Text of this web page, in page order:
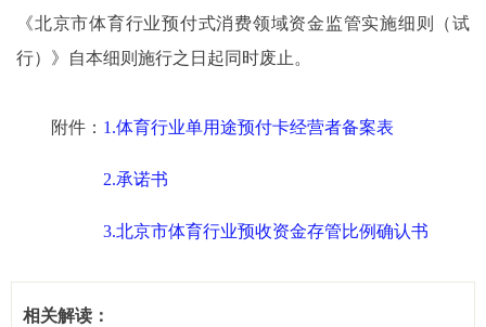
《北京市体育行业预付式消费领域资金监管实施细则（试
行）》自本细则施行之日起同时废止。
附件： 1.体育行业单用途预付卡经营者备案表
2.承诺书
3.北京市体育行业预收资金存管比例确认书
相关解读：